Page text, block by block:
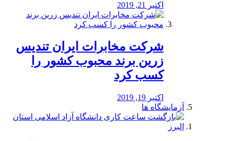
اکتبر 21, 2019
شرکت مخابرات ایران تندیس
زرین برند محبوب کشور را
کسب کرد
اکتبر 19, 2019
آزمایشگاه ها